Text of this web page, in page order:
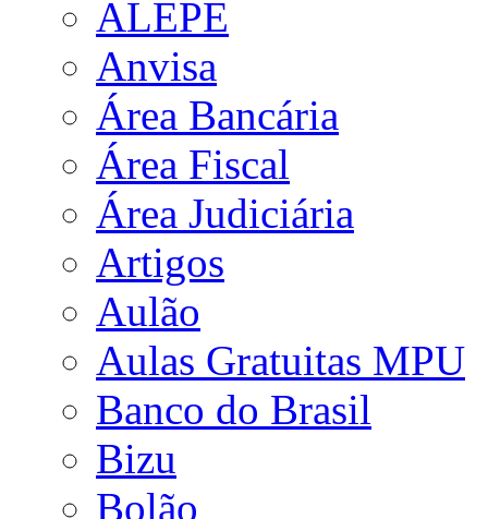
ALEPE
Anvisa
Área Bancária
Área Fiscal
Área Judiciária
Artigos
Aulão
Aulas Gratuitas MPU
Banco do Brasil
Bizu
Bolão